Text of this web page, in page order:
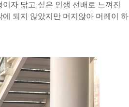
자 닮고 싶은 인생 선배로 느껴진
되지 않았지만 머지않아 머레이 하